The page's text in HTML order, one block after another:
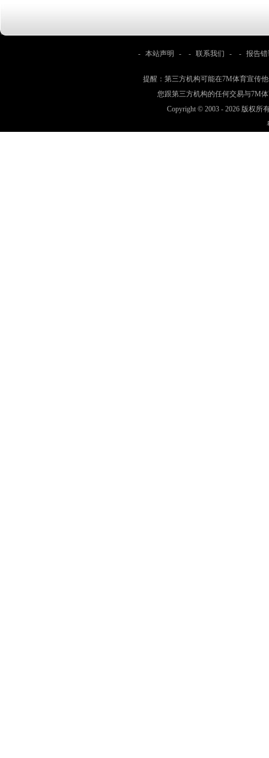
- 本站声明 - - 联系我们 - - 报告
提醒：第三方机构可能在7M体育宣传
您跟第三方机构的任何交易与7M
Copyright © 2003 - 2026 版权所